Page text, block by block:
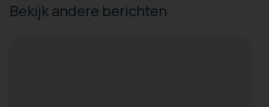
Bekijk andere berichten